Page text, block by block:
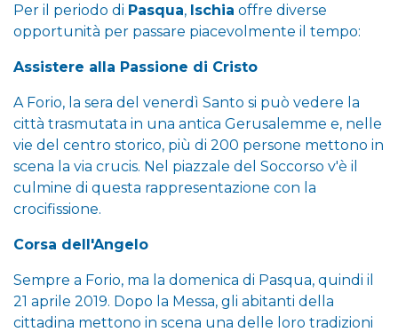
Per il periodo di Pasqua, Ischia offre diverse
opportunità per passare piacevolmente il tempo:
Assistere alla Passione di Cristo
A Forio, la sera del venerdì Santo si può vedere la
città trasmutata in una antica Gerusalemme e, nelle
vie del centro storico, più di 200 persone mettono in
scena la via crucis. Nel piazzale del Soccorso v'è il
culmine di questa rappresentazione con la
crocifissione.
Corsa dell'Angelo
Sempre a Forio, ma la domenica di Pasqua, quindi il
21 aprile 2019. Dopo la Messa, gli abitanti della
cittadina mettono in scena una delle loro tradizioni